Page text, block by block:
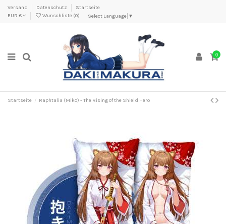
Versand Datenschutz
Startseite
EUR €
Wunschliste (0) Select Language ▼
0
Startseite Raphtalia (Miko) - The Rising of the Shield Hero